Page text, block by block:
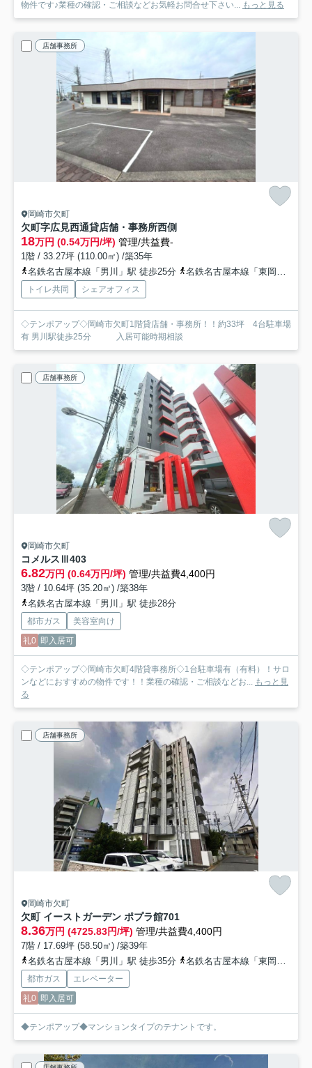
物件です♪業種の確認・ご相談などお気軽お問合せ下さい... もっと見る
店舗事務所
岡崎市欠町
欠町字広見西通貸店舗・事務所西側
18万円 (0.54万円/坪) 管理/共益費-
1階 / 33.27坪 (110.00㎡) /築35年
名鉄名古屋本線「男川」駅 徒歩25分
名鉄名古屋本線「東岡崎」駅 徒歩37分
トイレ共同 シェアオフィス
◇テンポアップ◇岡崎市欠町1階貸店舗・事務所！！約33坪 4台駐車場
有 男川駅徒歩25分 入居可能時期相談
店舗事務所
岡崎市欠町
コメルスⅢ403
6.82万円 (0.64万円/坪) 管理/共益費4,400円
3階 / 10.64坪 (35.20㎡) /築38年
名鉄名古屋本線「男川」駅 徒歩28分
都市ガス
美容室向け
礼0 即入居可
◇テンポアップ◇岡崎市欠町4階貸事務所◇1台駐車場有（有料）！サロ
ンなどにおすすめの物件です！！業種の確認・ご相談などお... もっと見
る
店舗事務所
岡崎市欠町
欠町 イーストガーデン ポプラ館701
8.36万円 (4725.83円/坪) 管理/共益費4,400円
7階 / 17.69坪 (58.50㎡) /築39年
名鉄名古屋本線「男川」駅 徒歩35分
名鉄名古屋本線「東岡崎」駅 徒歩38分
都市ガス
エレベーター
礼0 即入居可
◆テンポアップ◆マンションタイプのテナントです。